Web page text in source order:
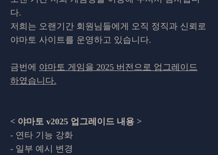
다.
저희는 오랜기간 회원님들에게 오직 정직과 신뢰로
야마토 사이트를 운영하고 있습니다.
금번에 야마토 게임을 2025 버전으로 업그레이드
하였습니다.
< 야마토 v2025 업그레이드 내용 >
- 연타 기능 강화
- 일부 예시 변경